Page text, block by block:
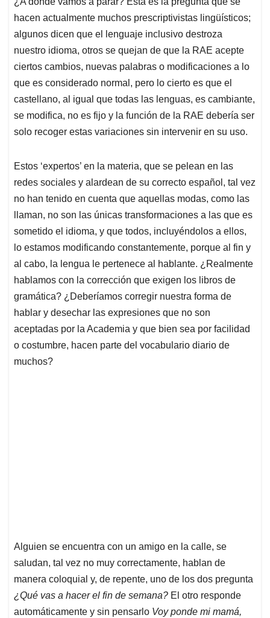
s
A
p
p
b
o
o
k
e
d
I
n
l
a
d
s
hacen actualmente muchos prescriptivistas lingüísticos;
algunos dicen que el lenguaje inclusivo destroza
nuestro idioma, otros se quejan de que la RAE acepte
ciertos cambios, nuevas palabras o modificaciones a lo
que es considerado normal, pero lo cierto es que el
castellano, al igual que todas las lenguas, es cambiante,
se modifica, no es fijo y la función de la RAE debería ser
solo recoger estas variaciones sin intervenir en su uso.
Estos ‘expertos’ en la materia, que se pelean en las
redes sociales y alardean de su correcto español, tal vez
no han tenido en cuenta que aquellas modas, como las
llaman, no son las únicas transformaciones a las que es
sometido el idioma, y que todos, incluyéndolos a ellos,
lo estamos modificando constantemente, porque al fin y
al cabo, la lengua le pertenece al hablante. ¿Realmente
hablamos con la corrección que exigen los libros de
gramática? ¿Deberíamos corregir nuestra forma de
hablar y desechar las expresiones que no son
aceptadas por la Academia y que bien sea por facilidad
o costumbre, hacen parte del vocabulario diario de
muchos?
Alguien se encuentra con un amigo en la calle, se
saludan, tal vez no muy correctamente, hablan de
manera coloquial y, de repente, uno de los dos pregunta
¿Qué vas a hacer el fin de semana? El otro responde
automáticamente y sin pensarlo Voy ponde mi mamá,